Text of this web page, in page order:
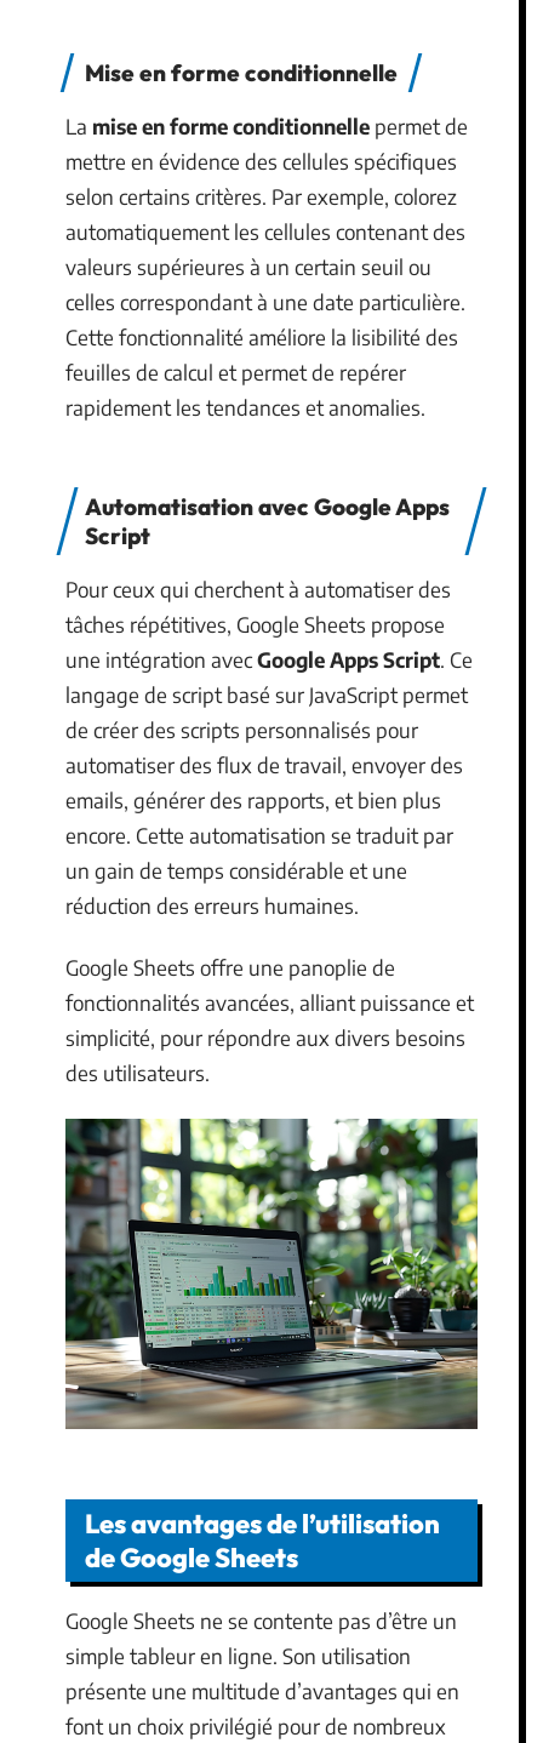
Mise en forme conditionnelle
La mise en forme conditionnelle permet de
mettre en évidence des cellules spécifiques
selon certains critères. Par exemple, colorez
automatiquement les cellules contenant des
valeurs supérieures à un certain seuil ou
celles correspondant à une date particulière.
Cette fonctionnalité améliore la lisibilité des
feuilles de calcul et permet de repérer
rapidement les tendances et anomalies.
Automatisation avec Google Apps
Script
Pour ceux qui cherchent à automatiser des
tâches répétitives, Google Sheets propose
une intégration avecGoogle Apps Script. Ce
langage de script basé sur JavaScript permet
de créer des scripts personnalisés pour
automatiser des flux de travail, envoyer des
emails, générer des rapports, et bien plus
encore. Cette automatisation se traduit par
un gain de temps considérable et une
réduction des erreurs humaines.
Google Sheets offre une panoplie de
fonctionnalités avancées, alliant puissance et
simplicité, pour répondre aux divers besoins
des utilisateurs.
Les avantages de l’utilisation
de Google Sheets
Google Sheets ne se contente pas d’être un
simple tableur en ligne. Son utilisation
présente une multitude d’avantages qui en
font un choix privilégié pour de nombreux